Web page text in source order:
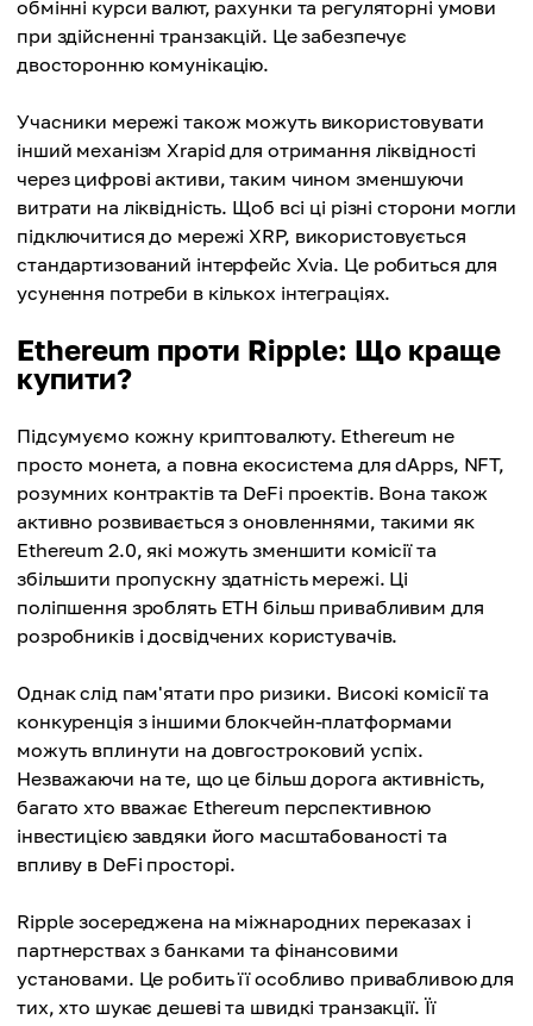
обмінні курси валют, рахунки та регуляторні умови
при здійсненні транзакцій. Це забезпечує
двосторонню комунікацію.
Учасники мережі також можуть використовувати
інший механізм Xrapid для отримання ліквідності
через цифрові активи, таким чином зменшуючи
витрати на ліквідність. Щоб всі ці різні сторони могли
підключитися до мережі XRP, використовується
стандартизований інтерфейс Xvia. Це робиться для
усунення потреби в кількох інтеграціях.
Ethereum проти Ripple: Що краще
купити?
Підсумуємо кожну криптовалюту. Ethereum не
просто монета, а повна екосистема для dApps, NFT,
розумних контрактів та DeFi проектів. Вона також
активно розвивається з оновленнями, такими як
Ethereum 2.0, які можуть зменшити комісії та
збільшити пропускну здатність мережі. Ці
поліпшення зроблять ETH більш привабливим для
розробників і досвідчених користувачів.
Однак слід пам'ятати про ризики. Високі комісії та
конкуренція з іншими блокчейн-платформами
можуть вплинути на довгостроковий успіх.
Незважаючи на те, що це більш дорога активність,
багато хто вважає Ethereum перспективною
інвестицією завдяки його масштабованості та
впливу в DeFi просторі.
Ripple зосереджена на міжнародних переказах і
партнерствах з банками та фінансовими
установами. Це робить її особливо привабливою для
тих, хто шукає дешеві та швидкі транзакції. Її